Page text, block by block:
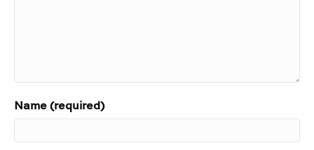
Name (required)